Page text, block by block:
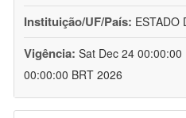
Instituição/UF/País: ESTADO
Vigência: Sat Dec 24
00:00:00 BRT 2026